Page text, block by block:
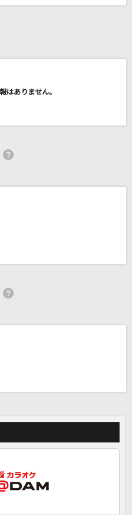
と楽しもう！
歌い放題！
！練習にも！